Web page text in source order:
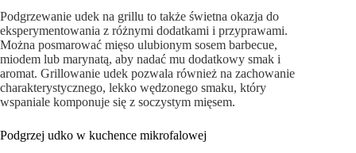
Podgrzewanie udek na grillu to także świetna okazja do
eksperymentowania z różnymi dodatkami i przyprawami.
Można posmarować mięso ulubionym sosem barbecue,
miodem lub marynatą, aby nadać mu dodatkowy smak i
aromat. Grillowanie udek pozwala również na zachowanie
charakterystycznego, lekko wędzonego smaku, który
wspaniale komponuje się z soczystym mięsem.
Podgrzej udko w kuchence mikrofalowej